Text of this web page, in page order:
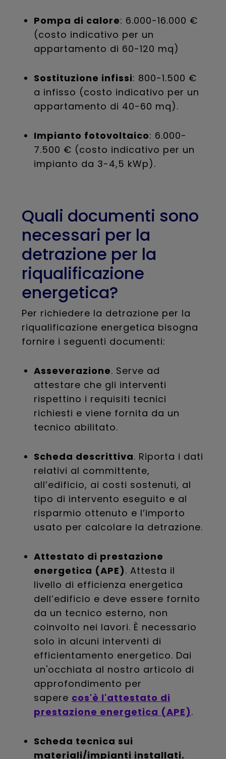
Pompa di calore: 6.000-16.000 €
(costo indicativo per un
appartamento di 60-120 mq)
Sostituzione infissi: 800-1.500 €
a infisso (costo indicativo per un
appartamento di 40-60 mq).
Impianto fotovoltaico: 6.000-
7.500 € (costo indicativo per un
impianto da 3-4,5 kWp).
Quali documenti sono
necessari per la
detrazione per la
riqualificazione
energetica?
Per richiedere la detrazione per la
riqualificazione energetica bisogna
fornire i seguenti documenti:
Asseverazione. Serve ad
attestare che gli interventi
rispettino i requisiti tecnici
richiesti e viene fornita da un
tecnico abilitato.
Scheda descrittiva. Riporta i dati
relativi al committente,
all’edificio, ai costi sostenuti, al
tipo di intervento eseguito e al
risparmio ottenuto e l’importo
usato per calcolare la detrazione.
Attestato di prestazione
energetica (APE). Attesta il
livello di efficienza energetica
dell’edificio e deve essere fornito
da un tecnico esterno, non
coinvolto nei lavori. È necessario
solo in alcuni interventi di
efficientamento energetico. Dai
un'occhiata al nostro articolo di
approfondimento per
sapere cos'è l'attestato di
prestazione energetica (APE).
Scheda tecnica sui
materiali/impianti installati.